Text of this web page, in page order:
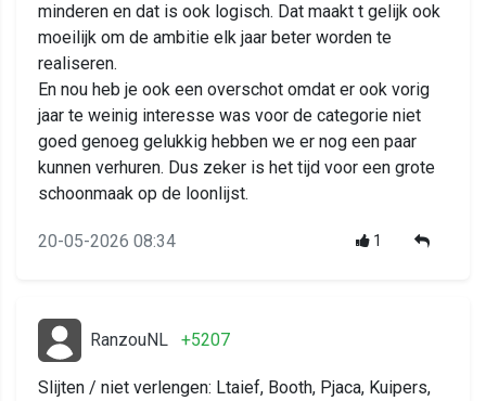
minderen en dat is ook logisch. Dat maakt t gelijk ook
moeilijk om de ambitie elk jaar beter worden te
realiseren.
En nou heb je ook een overschot omdat er ook vorig
jaar te weinig interesse was voor de categorie niet
goed genoeg gelukkig hebben we er nog een paar
kunnen verhuren. Dus zeker is het tijd voor een grote
schoonmaak op de loonlijst.
20-05-2026 08:34 1
RanzouNL +5207
Slijten / niet verlengen: Ltaief, Booth, Pjaca, Kuipers,